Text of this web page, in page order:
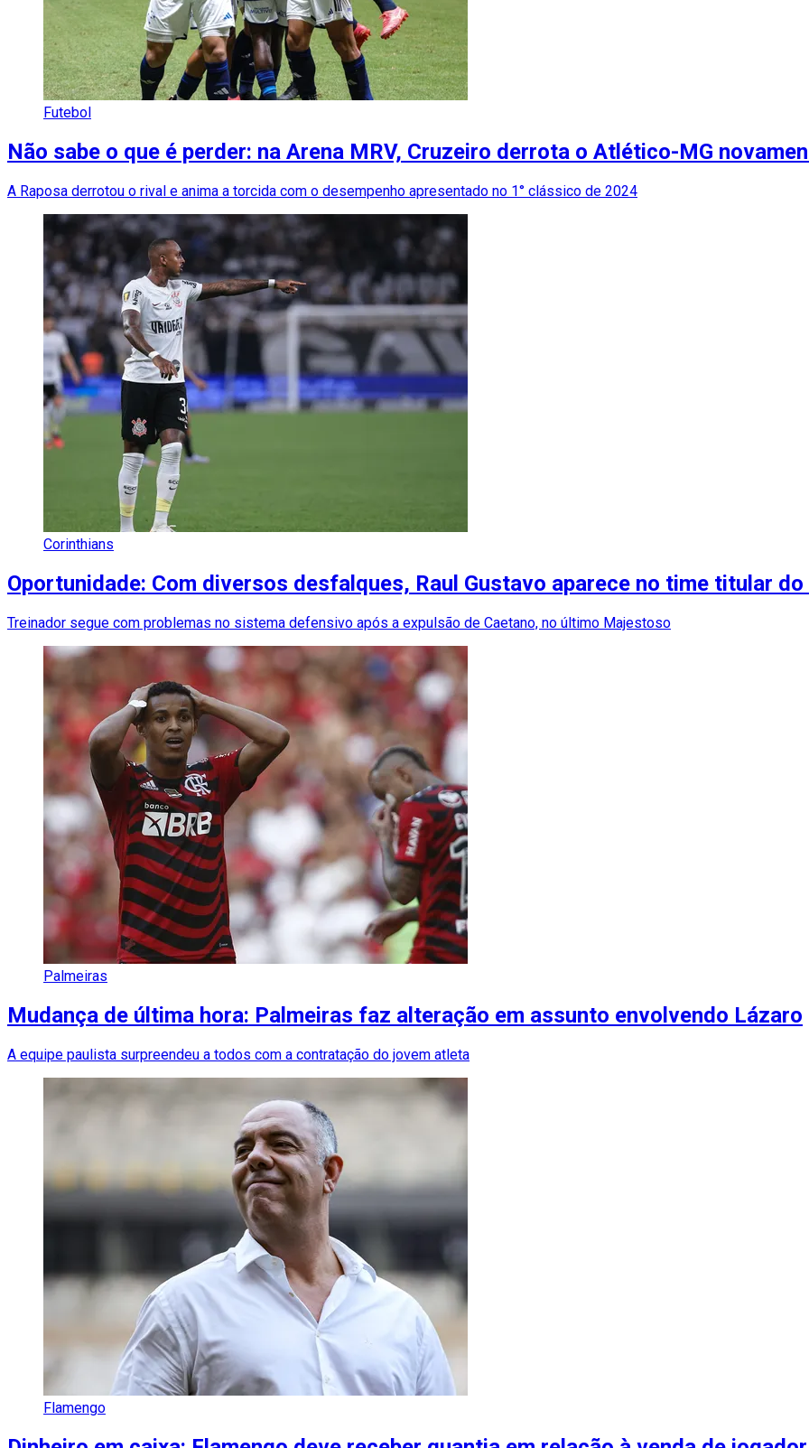
Futebol
Não sabe o que é perder: na Arena MRV, Cruzeiro derrota o Atlético-MG
A Raposa derrotou o rival e anima a torcida com o desempenho apresentado no 1° clássico de 2024
Corinthians
Oportunidade: Com diversos desfalques, Raul Gustavo aparece no time titular
Treinador segue com problemas no sistema defensivo após a expulsão de Caetano, no último Majestoso
Palmeiras
Mudança de última hora: Palmeiras faz alteração em assunto envolvendo Lázaro
A equipe paulista surpreendeu a todos com a contratação do jovem atleta
Flamengo